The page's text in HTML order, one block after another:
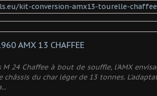
AMX 13 CHAFFEE
M 24 Chaffee à bout de souffle, l'AMX
du char léger de 13 tonnes.